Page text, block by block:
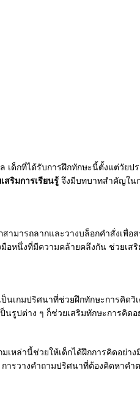
ด็กที่ได้รับการฝึกทักษะนี้ตั้งแต่วัย
สริมการเรียนรู้ จึงมีบทบาทสำคัญใน
ามารถลากและวางบล็อกคำสั่งเพื่อ
มือหนึ่งที่มีความคล้ายคลึงกัน ช่วยเส
ป็นเกมปริศนาที่ช่วยฝึกทักษะการคิดวิ
รูปต่าง ๆ ก็ช่วยเสริมทักษะการคิดอ
หล่านี้ช่วยให้เด็กได้ฝึกการคิดอย่าง
ารวางคำถามปริศนาที่ต้องคิดหาค